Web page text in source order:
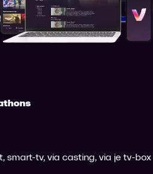
smart-tv, via casting, via je tv-box